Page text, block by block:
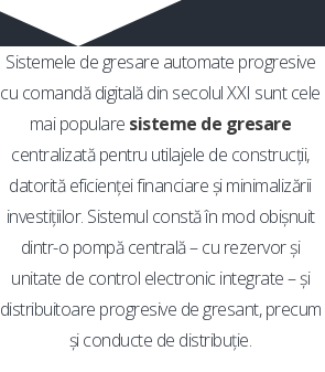
Sistemele de gresare automate progresive
cu comandă digitală din secolul XXI sunt cele
mai populare sisteme de gresare
centralizată pentru utilajele de construcții,
datorită eficienței financiare și minimalizării
investițiilor. Sistemul constă în mod obișnuit
dintr-o pompă centrală – cu rezervor și
unitate de control electronic integrate – și
distribuitoare progresive de gresant, precum
și conducte de distribuție.